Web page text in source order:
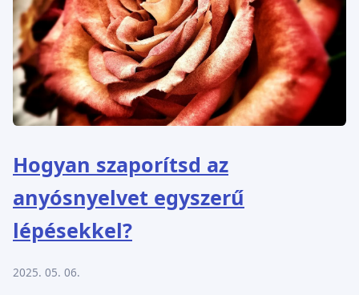
Hogyan szaporítsd az
anyósnyelvet egyszerű
lépésekkel?
2025. 05. 06.